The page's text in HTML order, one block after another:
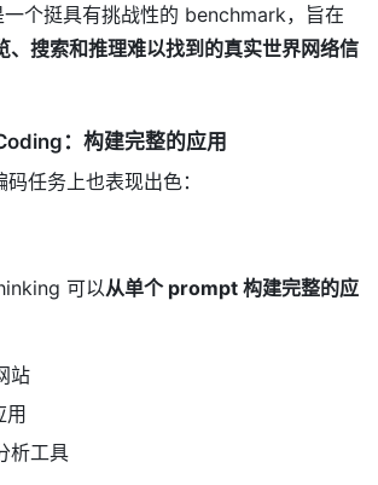
个挺具有挑战性的 benchmark，旨在
、搜索和推理难以找到的真实世界网络信
：构建完整的应用
任务上也表现出色：
可以从单个 prompt 构建完整的应
站
析工具